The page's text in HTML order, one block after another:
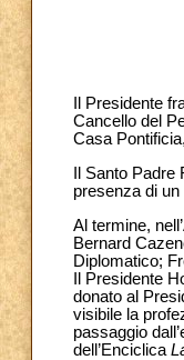
Il Presidente
Cancello del
Casa
Il Santo
presenza di
Al termine,
Bernard
Diplomatico;
Il Presidente
donato al
visibile la
passaggio
dell’Enciclica